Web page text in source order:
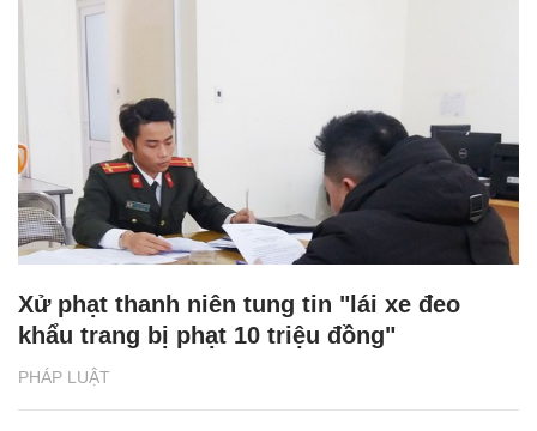
PHÁP LUẬT
Xử phạt thanh niên tung tin "lái xe đeo
khẩu trang bị phạt 10 triệu đồng"